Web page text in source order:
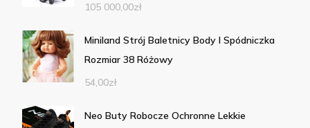
105 000,00zł
Miniland Strój Baletnicy Body I Spódniczka
Rozmiar 38 Różowy
54,00zł
Neo Buty Robocze Ochronne Lekkie